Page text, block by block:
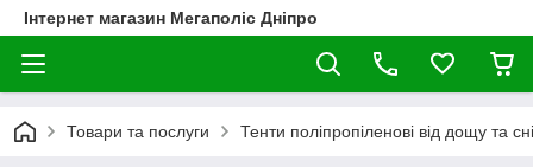
Інтернет магазин Мегаполіс Дніпро
Товари та послуги Тенти поліпропіленові від дощу та